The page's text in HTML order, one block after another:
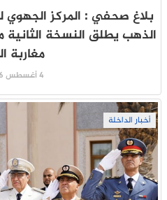
بلاغ صحفي : المركز الجهوي
الذهب يطلق النسخة الثانية
مغاربة
4 أغسطس 2026
أخبار الداخلة